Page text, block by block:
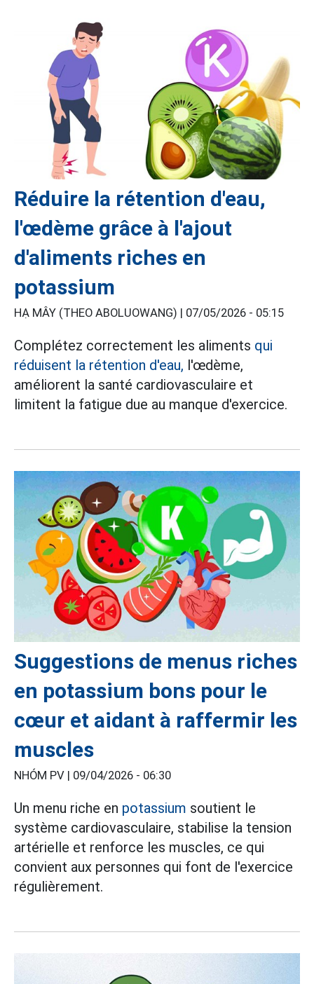
Réduire la rétention d'eau,
l'œdème grâce à l'ajout
d'aliments riches en
potassium
HẠ MÂY (THEO ABOLUOWANG) | 07/05/2026 - 05:15
Complétez correctement les aliments qui
réduisent la rétention d'eau, l'œdème,
améliorent la santé cardiovasculaire et
limitent la fatigue due au manque d'exercice.
Suggestions de menus riches
en potassium bons pour le
cœur et aidant à raffermir les
muscles
NHÓM PV | 09/04/2026 - 06:30
Un menu riche en potassium soutient le
système cardiovasculaire, stabilise la tension
artérielle et renforce les muscles, ce qui
convient aux personnes qui font de l'exercice
régulièrement.